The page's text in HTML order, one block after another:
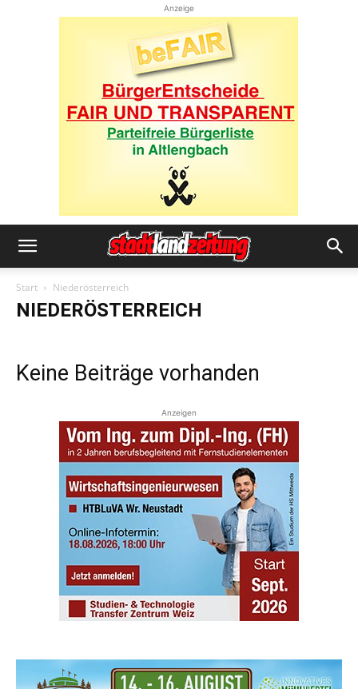
Anzeige
Start Niederösterreich
NIEDERÖSTERREICH
Keine Beiträge vorhanden
Anzeigen